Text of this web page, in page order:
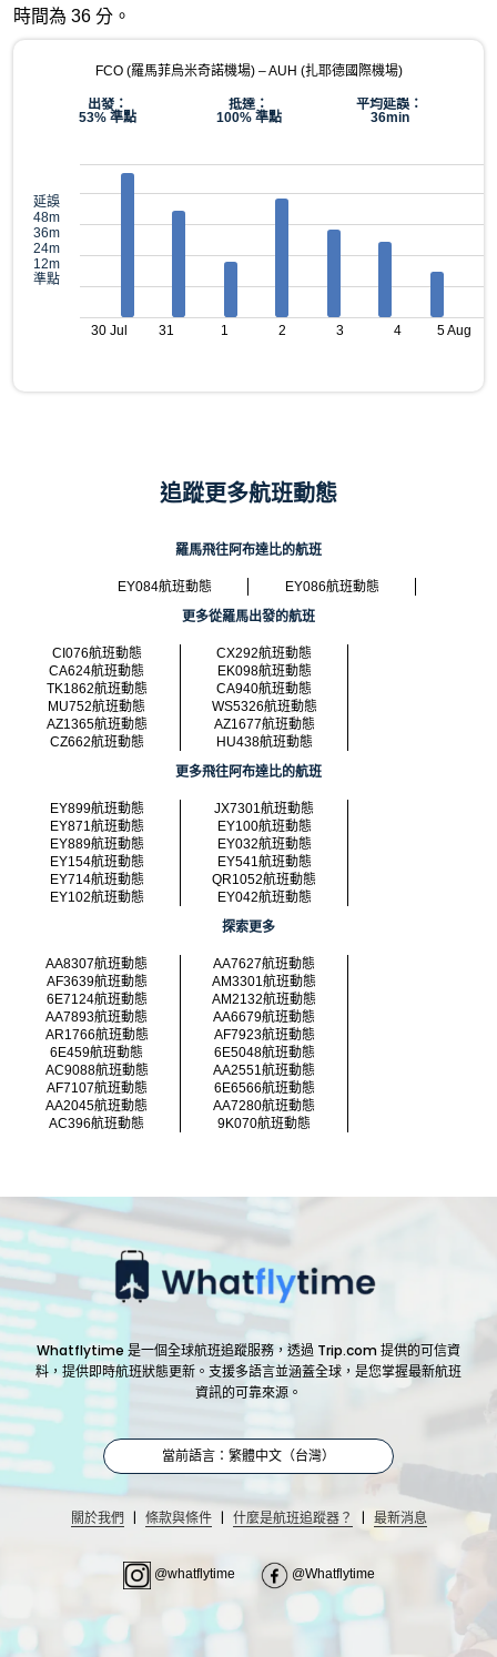
時間為 36 分。
FCO (羅馬菲烏米奇諾機場) – AUH (扎耶德國際機場)
出發：
53% 準點
抵達：
100% 準點
平均延誤：
36min
延誤
48m
36m
24m
12m
準點
30 Jul 31 1 2 3 4 5 Aug
追蹤更多航班動態
羅馬飛往阿布達比的航班
EY084航班動態
EY086航班動態
更多從羅馬出發的航班
CI076航班動態
CX292航班動態
CA624航班動態
EK098航班動態
TK1862航班動態
CA940航班動態
MU752航班動態
WS5326航班動態
AZ1365航班動態
AZ1677航班動態
CZ662航班動態
HU438航班動態
更多飛往阿布達比的航班
EY899航班動態
JX7301航班動態
EY871航班動態
EY100航班動態
EY889航班動態
EY032航班動態
EY154航班動態
EY541航班動態
EY714航班動態
QR1052航班動態
EY102航班動態
EY042航班動態
探索更多
AA8307航班動態
AA7627航班動態
AF3639航班動態
AM3301航班動態
6E7124航班動態
AM2132航班動態
AA7893航班動態
AA6679航班動態
AR1766航班動態
AF7923航班動態
6E459航班動態
6E5048航班動態
AC9088航班動態
AA2551航班動態
AF7107航班動態
6E6566航班動態
AA2045航班動態
AA7280航班動態
AC396航班動態
9K070航班動態
Whatflytime 是一個全球航班追蹤服務，透過 Trip.com 提供的可信資
料，提供即時航班狀態更新。支援多語言並涵蓋全球，是您掌握最新航班
資訊的可靠來源。
當前語言：繁體中文（台灣）
關於我們 | 條款與條件 | 什麼是航班追蹤器？ | 最新消息
@whatflytime @Whatflytime